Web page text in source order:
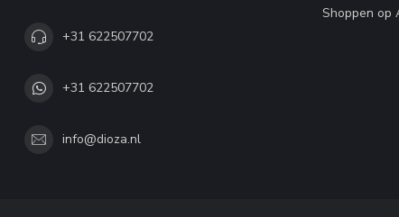
+31 622507702
+31 622507702
info@dioza.nl
Shoppen op